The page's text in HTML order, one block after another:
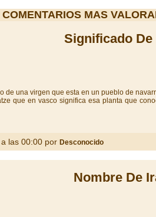
COMENTARIOS MAS
Significado De
de una virgen que esta en un pueblo de
que en vasco significa esa planta que
las 00:00 por Desconocido
Nombre De